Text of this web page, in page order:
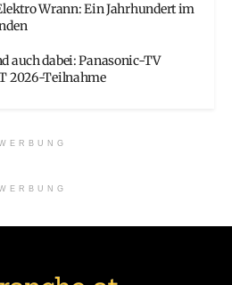
Wrann: Ein Jahrhundert im
auch dabei: Panasonic-TV
2026-Teilnahme